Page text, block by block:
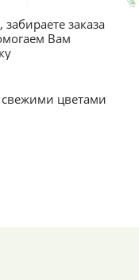
заказа
Вам
свежими цветами